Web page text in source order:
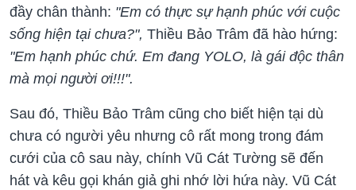
đầy chân thành: "Em có thực sự hạnh phúc với cuộc
sống hiện tại chưa?", Thiều Bảo Trâm đã hào hứng:
"Em hạnh phúc chứ. Em đang YOLO, là gái độc thân
mà mọi người ơi!!!".
Sau đó, Thiều Bảo Trâm cũng cho biết hiện tại dù
chưa có người yêu nhưng cô rất mong trong đám
cưới của cô sau này, chính Vũ Cát Tường sẽ đến
hát và kêu gọi khán giả ghi nhớ lời hứa này. Vũ Cát